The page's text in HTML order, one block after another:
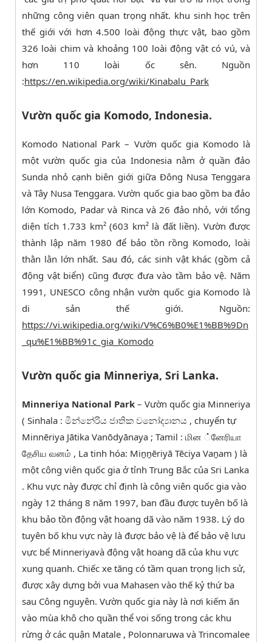
những công viên quan trọng nhất. khu sinh học trên
thế giới với hơn 4.500 loài động thực vật, bao gồm
326 loài chim và khoảng 100 loài động vật có vú, và
hơn 110 loài ốc sên. Nguồn
:https://en.wikipedia.org/wiki/Kinabalu_Park
Vườn quốc gia Komodo, Indonesia.
Komodo National Park – Vườn quốc gia Komodo là
một vườn quốc gia của Indonesia nằm ở quần đảo
Sunda nhỏ cạnh biên giới giữa Đông Nusa Tenggara
và Tây Nusa Tenggara. Vườn quốc gia bao gồm ba đảo
lớn Komodo, Padar và Rinca và 26 đảo nhỏ, với tổng
diện tích 1.733 km² (603 km² là đất liền). Vườn được
thành lập năm 1980 để bảo tồn rồng Komodo, loài
thằn lằn lớn nhất. Sau đó, các sinh vật khác (gồm cả
động vật biển) cũng được đưa vào tầm bảo vệ. Năm
1991, UNESCO công nhận vườn quốc gia Komodo là
di sản thế giới. Nguồn:
https://vi.wikipedia.org/wiki/V%C6%B0%E1%BB%9Dn
_qu%E1%BB%91c_gia_Komodo
Vườn quốc gia Minneriya, Sri Lanka.
Minneriya National Park – Vườn quốc gia Minneriya
( Sinhala : මින්නේරිය ජාතික වනෝද්‍යානය , chuyển tự
Minnēriya Jātika Vanōdyānaya ; Tamil : மின ்னேரியா
தேசிய வனம் , La tinh hóa: Miṉṉēriyā Tēciya Vaṉam ) là
một công viên quốc gia ở tỉnh Trung Bắc của Sri Lanka
. Khu vực này được chỉ định là công viên quốc gia vào
ngày 12 tháng 8 năm 1997, ban đầu được tuyên bố là
khu bảo tồn động vật hoang dã vào năm 1938. Lý do
tuyên bố khu vực này là được bảo vệ là để bảo vệ lưu
vực bể Minneriyavà động vật hoang dã của khu vực
xung quanh. Chiếc xe tăng có tầm quan trọng lịch sử,
được xây dựng bởi vua Mahasen vào thế kỷ thứ ba
sau Công nguyên. Vườn quốc gia này là nơi kiếm ăn
vào mùa khô cho quần thể voi sống trong các khu
rừng ở các quận Matale , Polonnaruwa và Trincomalee